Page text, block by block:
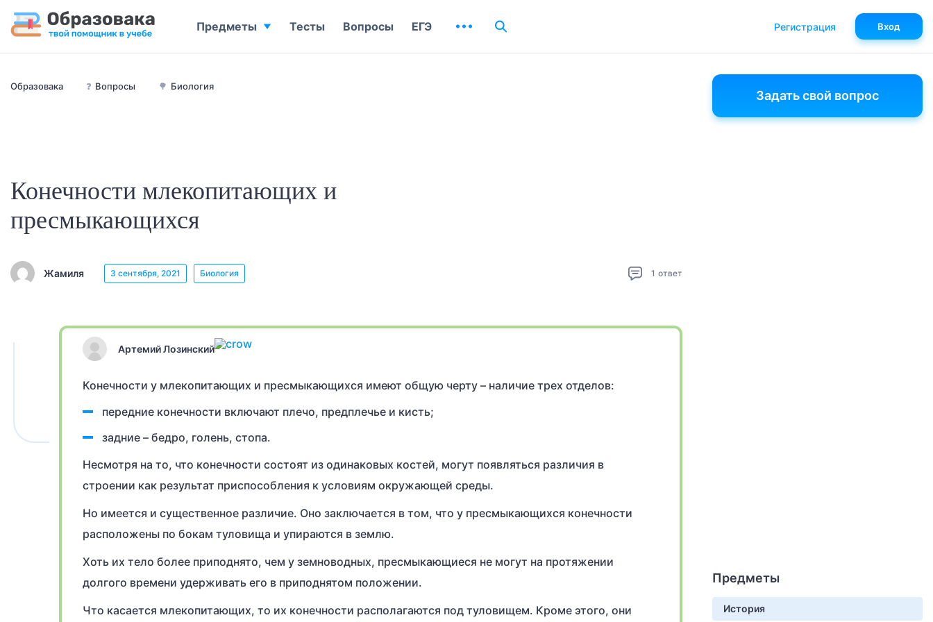
Образовака ❓ Вопросы 🌳 Биология
Конечности млекопитающих и
пресмыкающихся
Жамиля 3 сентября, 2021 Биология 1 ответ
Артемий Лозинский
Конечности у млекопитающих и пресмыкающихся имеют общую черту – наличие трех отделов:
передние конечности включают плечо, предплечье и кисть;
задние – бедро, голень, стопа.
Несмотря на то, что конечности состоят из одинаковых костей, могут появляться различия в
строении как результат приспособления к условиям окружающей среды.
Но имеется и существенное различие. Оно заключается в том, что у пресмыкающихся конечности
расположены по бокам туловища и упираются в землю.
Хоть их тело более приподнято, чем у земноводных, пресмыкающиеся не могут на протяжении
долгого времени удерживать его в приподнятом положении.
Что касается млекопитающих, то их конечности располагаются под туловищем. Кроме этого, они
Задать свой вопрос
Предметы
История
Предметы Тесты Вопросы ЕГЭ Регистрация Вход